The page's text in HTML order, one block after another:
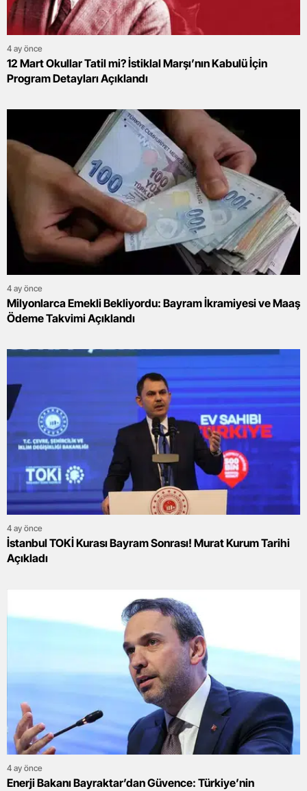
4 ay önce
12 Mart Okullar Tatil mi? İstiklal Marşı’nın Kabulü İçin
Program Detayları Açıklandı
4 ay önce
Milyonlarca Emekli Bekliyordu: Bayram İkramiyesi ve Maaş
Ödeme Takvimi Açıklandı
4 ay önce
İstanbul TOKİ Kurası Bayram Sonrası! Murat Kurum Tarihi
Açıkladı
4 ay önce
Enerji Bakanı Bayraktar’dan Güvence: Türkiye’nin